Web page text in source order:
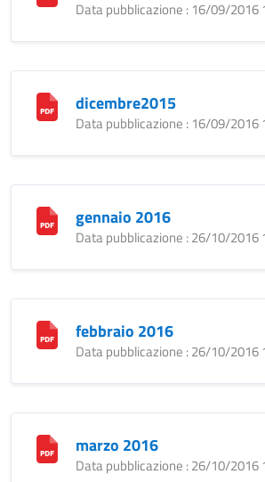
Data pubblicazione : 16/09/2016
dicembre2015
Data pubblicazione : 16/09/2016
gennaio 2016
Data pubblicazione : 26/10/2016
febbraio 2016
Data pubblicazione : 26/10/2016
marzo 2016
Data pubblicazione : 26/10/2016